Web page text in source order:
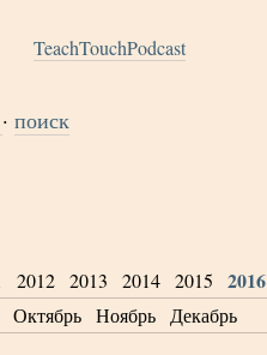
TeachTouchPodcast
·поиск
2012 2013 2014 2015 2016
Октябрь Ноябрь Декабрь